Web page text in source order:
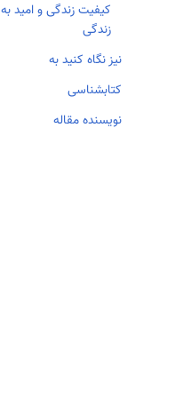
کیفیت زندگی و امید به
زندگی
نیز نگاه کنید به
کتابشناسی
نویسنده مقاله